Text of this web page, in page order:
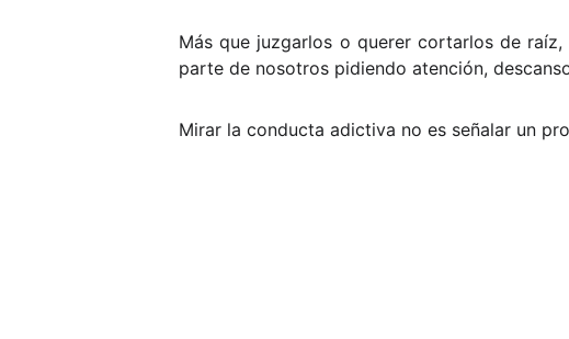
Más que juzgarlos o querer cortarlos de
parte de nosotros pidiendo atención,
Mirar la conducta adictiva no es señalar un